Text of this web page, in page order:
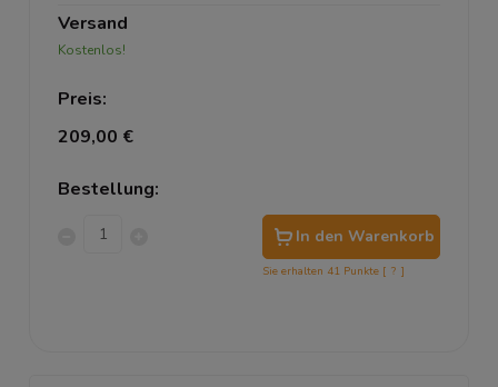
Versand
Kostenlos!
Preis:
209,00 €
Bestellung:
In den Warenkorb
Sie erhalten 41 Punkte [ ? ]